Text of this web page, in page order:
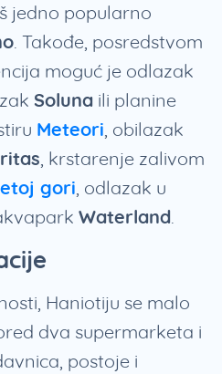
jedno popularno
. Takođe, posredstvom
moguć je odlazak
Soluna ili planine
Meteori, obilazak
, krstarenje zalivom
gori, odlazak u
Waterland.
Haniotiju se malo
dva supermarketa i
postoje i